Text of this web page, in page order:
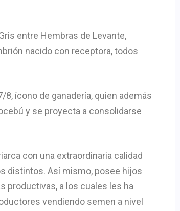
entre Hembras de Levante,
nacido con receptora, todos
ícono de ganadería, quien además
y se proyecta a consolidarse
con una extraordinaria calidad
distintos. Así mismo, posee hijos
productivas, a los cuales les ha
vendiendo semen a nivel